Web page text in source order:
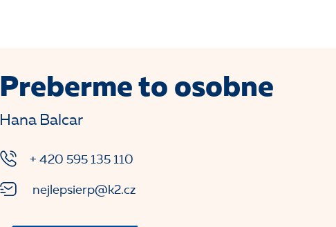
Preberme to osobne
Hana Balcar
+ 420 595 135 110
nejlepsierp@k2.cz